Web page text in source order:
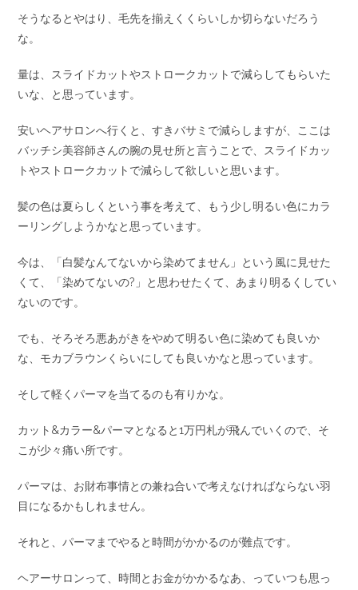
そうなるとやはり、毛先を揃えくくらいしか切らないだろう
な。
量は、スライドカットやストロークカットで減らしてもらいた
いな、と思っています。
安いヘアサロンへ行くと、すきバサミで減らしますが、ここは
バッチシ美容師さんの腕の見せ所と言うことで、スライドカッ
トやストロークカットで減らして欲しいと思います。
髪の色は夏らしくという事を考えて、もう少し明るい色にカラ
ーリングしようかなと思っています。
今は、「白髪なんてないから染めてません」という風に見せた
くて、「染めてないの?」と思わせたくて、あまり明るくしてい
ないのです。
でも、そろそろ悪あがきをやめて明るい色に染めても良いか
な、モカブラウンくらいにしても良いかなと思っています。
そして軽くパーマを当てるのも有りかな。
カット&カラー&パーマとなると1万円札が飛んでいくので、そ
こが少々痛い所です。
パーマは、お財布事情との兼ね合いで考えなければならない羽
目になるかもしれません。
それと、パーマまでやると時間がかかるのが難点です。
ヘアーサロンって、時間とお金がかかるなあ、っていつも思っ